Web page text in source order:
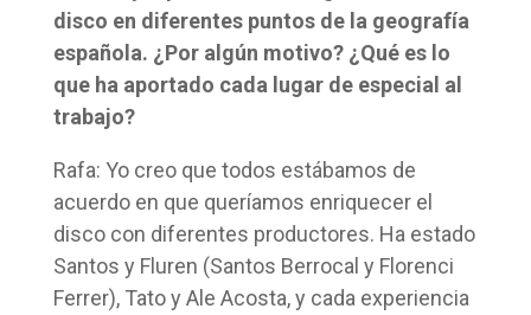
disco en diferentes puntos de la geografía
española. ¿Por algún motivo? ¿Qué es lo
que ha aportado cada lugar de especial al
trabajo?
Rafa: Yo creo que todos estábamos de
acuerdo en que queríamos enriquecer el
disco con diferentes productores. Ha estado
Santos y Fluren (Santos Berrocal y Florenci
Ferrer), Tato y Ale Acosta, y cada experiencia